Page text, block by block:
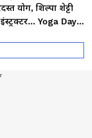
योग, शिल्पा शेट्टी
Yoga Day